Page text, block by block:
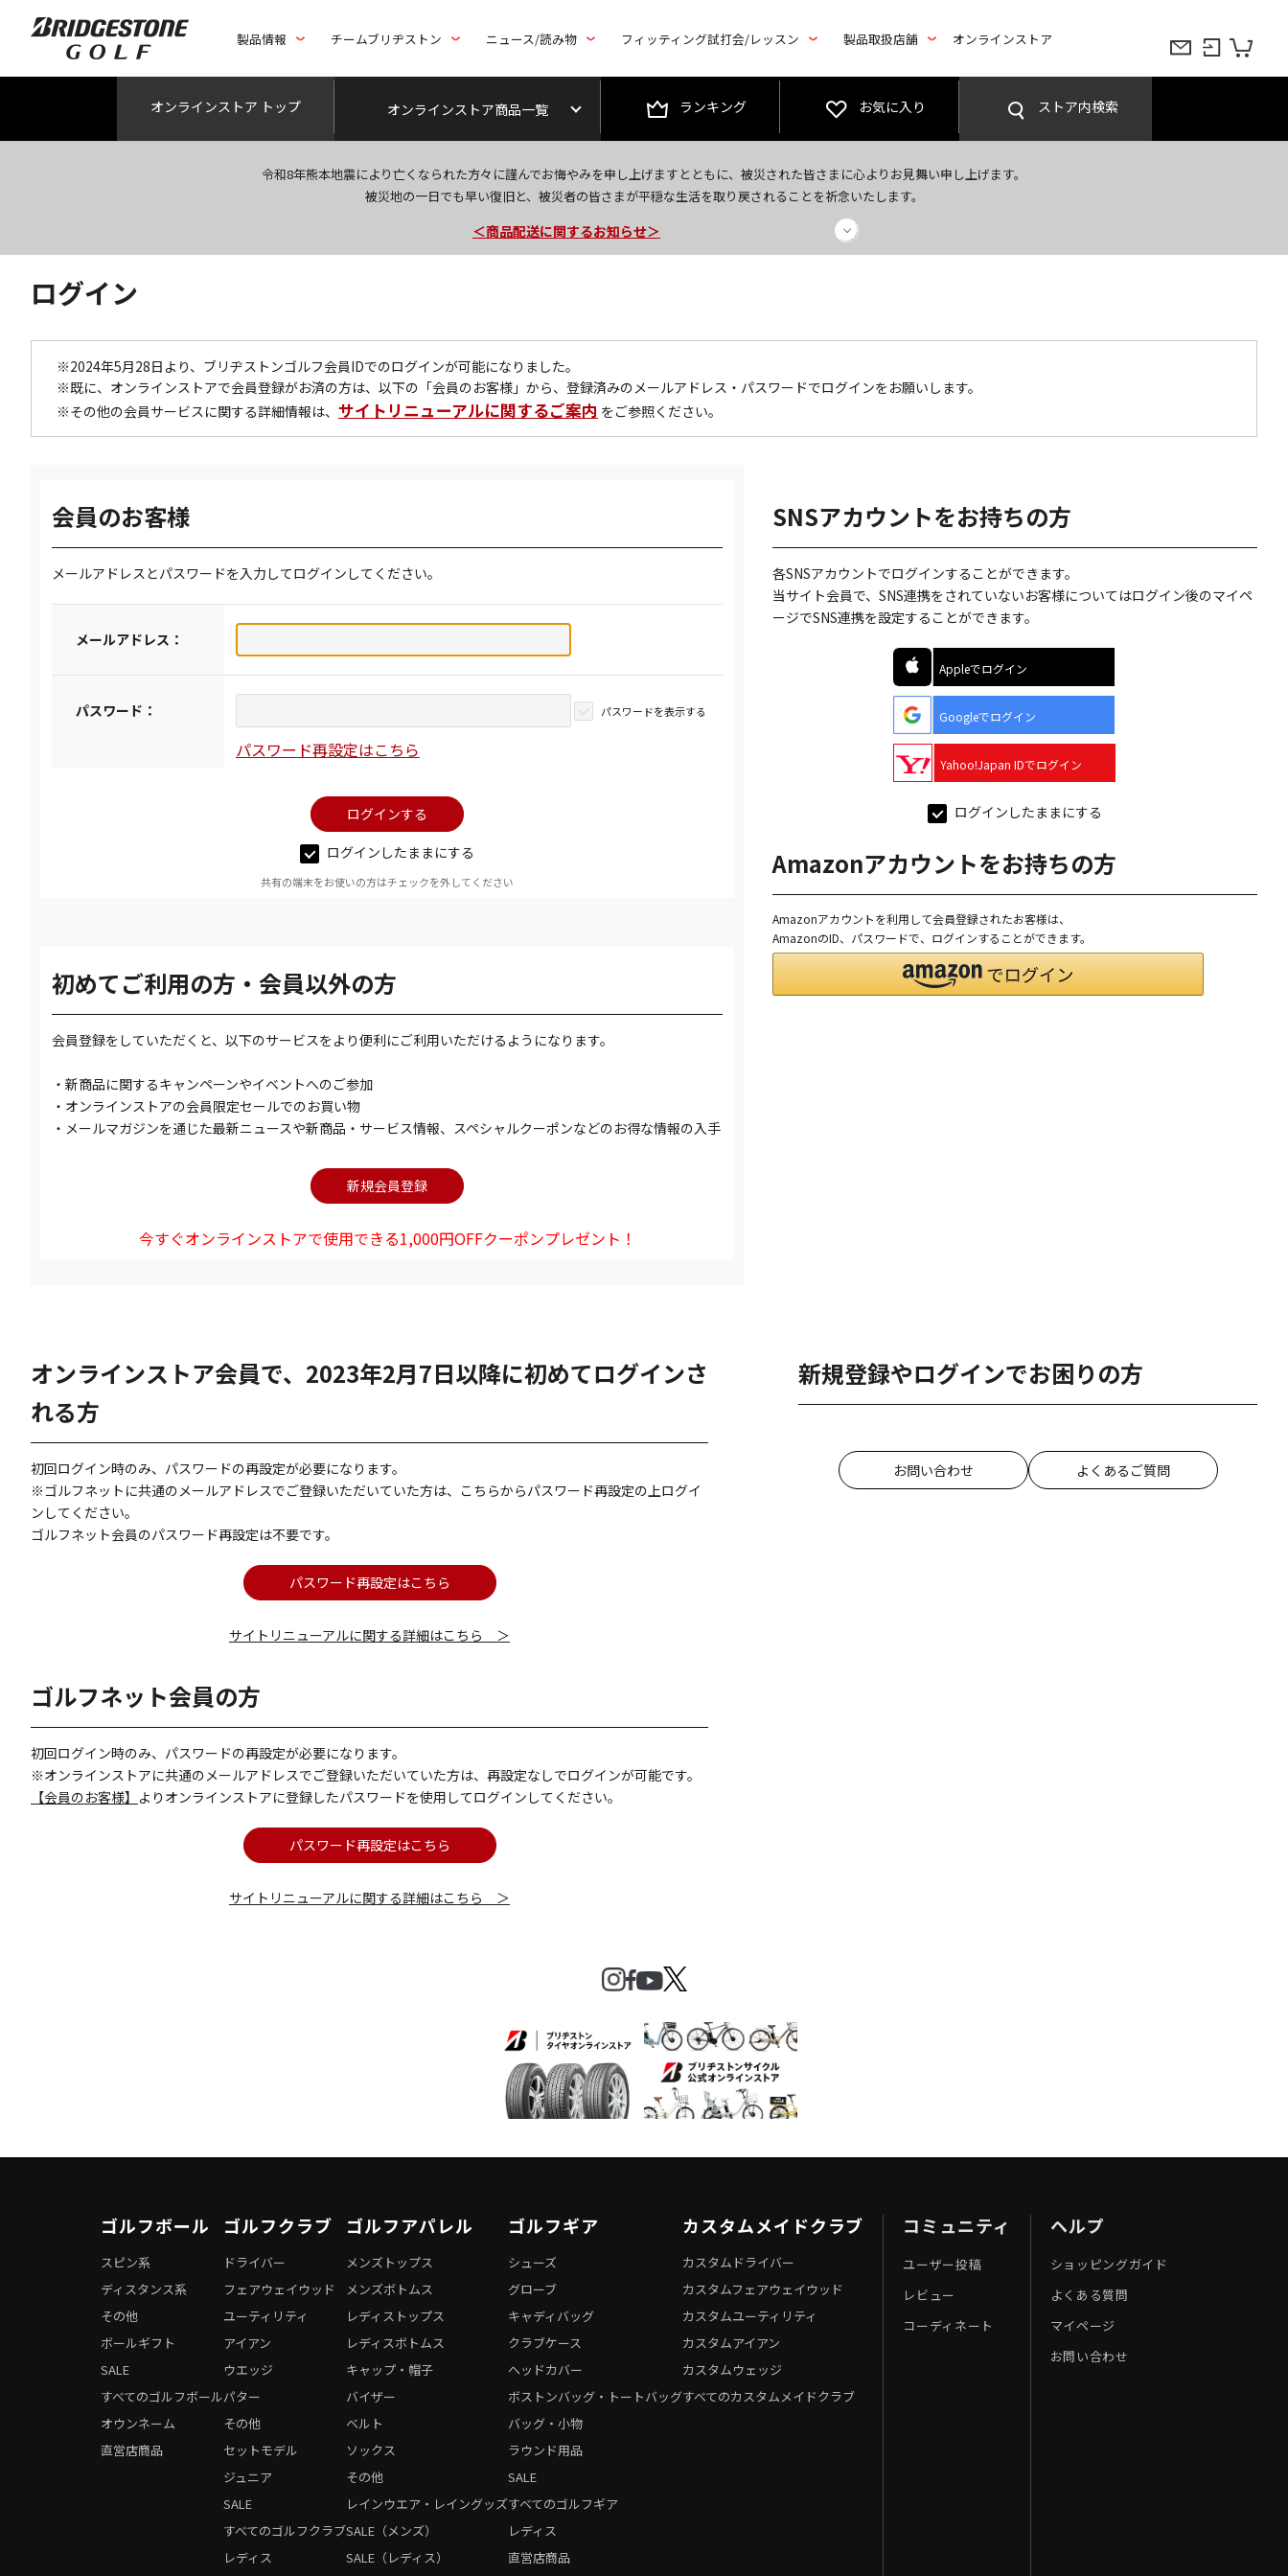
製品情報 チームブリヂストン ニュース/読み物 フィッティング試打会/レッスン 製品取扱店舗 オンラインストア
オンラインストア トップ オンラインストア商品一覧 ランキング お気に入り ストア内検索
令和8年熊本地震により亡くなられた方々に謹んでお悔やみを申し上げますとともに、被災された皆さまに心よりお見舞い申し上げます。
被災地の一日でも早い復旧と、被災者の皆さまが平穏な生活を取り戻されることを祈念いたします。
今なら新規会員登録で1,000円OFFクーポンプレゼント！
＜商品配送に関するお知らせ＞
＜夏季休暇中のご注文・発送・お問い合わせ＞
ログイン
※2024年5月28日より、ブリヂストンゴルフ会員IDでのログインが可能になりました。
※既に、オンラインストアで会員登録がお済の方は、以下の「会員のお客様」から、登録済みのメールアドレス・パスワードでログインをお願いします。
※その他の会員サービスに関する詳細情報は、 サイトリニューアルに関するご案内 をご参照ください。
会員のお客様
メールアドレスとパスワードを入力してログインしてください。
メールアドレス：
パスワード： パスワードを表示する
パスワード再設定はこちら
ログインしたままにする
共有の端末をお使いの方はチェックを外してください
初めてご利用の方・会員以外の方
会員登録をしていただくと、以下のサービスをより便利にご利用いただけるようになります。
・新商品に関するキャンペーンやイベントへのご参加
・オンラインストアの会員限定セールでのお買い物
・メールマガジンを通じた最新ニュースや新商品・サービス情報、スペシャルクーポンなどのお得な情報の入手
今すぐオンラインストアで使用できる1,000円OFFクーポンプレゼント！
SNSアカウントをお持ちの方
各SNSアカウントでログインすることができます。
当サイト会員で、SNS連携をされていないお客様についてはログイン後のマイペ
ージでSNS連携を設定することができます。
Appleでログイン
Googleでログイン
Yahoo!Japan IDでログイン
ログインしたままにする
Amazonアカウントをお持ちの方
Amazonアカウントを利用して会員登録されたお客様は、
AmazonのID、パスワードで、ログインすることができます。
オンラインストア会員で、2023年2月7日以降に初めてログインさ
れる方
初回ログイン時のみ、パスワードの再設定が必要になります。
※ゴルフネットに共通のメールアドレスでご登録いただいていた方は、こちらからパスワード再設定の上ログイ
ンしてください。
ゴルフネット会員のパスワード再設定は不要です。
パスワード再設定はこちら
サイトリニューアルに関する詳細はこちら ＞
ゴルフネット会員の方
初回ログイン時のみ、パスワードの再設定が必要になります。
※オンラインストアに共通のメールアドレスでご登録いただいていた方は、再設定なしでログインが可能です。
【会員のお客様】 よりオンラインストアに登録したパスワードを使用してログインしてください。
パスワード再設定はこちら
サイトリニューアルに関する詳細はこちら ＞
新規登録やログインでお困りの方
お問い合わせ よくあるご質問
ゴルフボール
オウンネーム
直営店商品
スピン系
ディスタンス系
その他
ボールギフト
SALE
すべてのゴルフボール
ゴルフクラブ
レディス
ドライバー
フェアウェイウッド
ユーティリティ
アイアン
ウエッジ
パター
その他
セットモデル
ジュニア
SALE
すべてのゴルフクラブ
ゴルフアパレル
メンズトップス
メンズボトムス
レディストップス
レディスボトムス
キャップ・帽子
バイザー
ベルト
ソックス
その他
レインウエア・レイングッズ
SALE（メンズ）
SALE（レディス）
ゴルフギア
レディス
直営店商品
シューズ
グローブ
キャディバッグ
クラブケース
ヘッドカバー
ボストンバッグ・トートバッグ
バッグ・小物
ラウンド用品
SALE
すべてのゴルフギア
カスタムメイドクラブ
カスタムドライバー
カスタムフェアウェイウッド
カスタムユーティリティ
カスタムアイアン
カスタムウェッジ
すべてのカスタムメイドクラブ
コミュニティ
ユーザー投稿
レビュー
コーディネート
ヘルプ
ショッピングガイド
よくある質問
マイページ
お問い合わせ